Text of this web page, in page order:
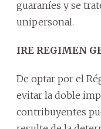
guaraníes y se
unipersonal.
IRE REGIMEN
De optar por el
evitar la doble
contribuyentes